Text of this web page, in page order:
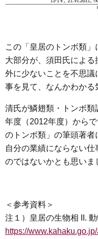
この「皇居のトンボ類
大部分が、須田氏によ
外に少ないことを不思
事を見て、なんかわかる
清氏が鱗翅類・トンボ
年度（2012年度）から
のトンボ類」の筆頭著者
自分の業績にならない
のではないかとも思いま
＜参考資料＞
注１）皇居の生物相 II.
https://